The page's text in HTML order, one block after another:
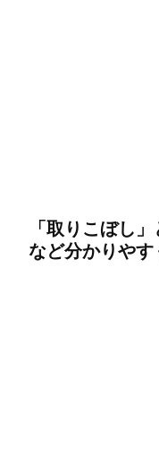
「取りこぼし
など分かりやす